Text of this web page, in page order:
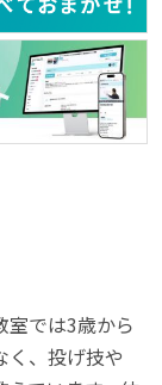
室では3歳から
く、投げ技や